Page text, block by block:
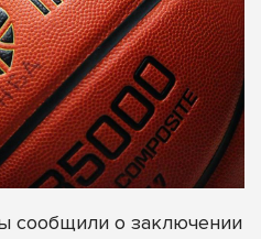
сообщили о заключении